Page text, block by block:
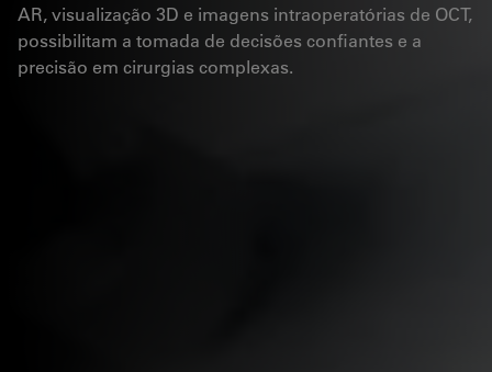
AR, visualização 3D e imagens intraoperatórias de OCT,
possibilitam a tomada de decisões confiantes e a
precisão em cirurgias complexas.